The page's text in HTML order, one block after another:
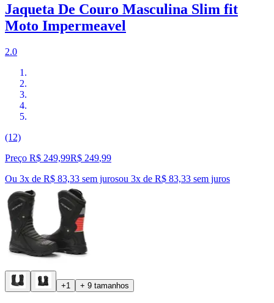
Jaqueta De Couro Masculina Slim fit
Moto Impermeavel
2.0
(12)
Preço R$ 249,99R$ 249,99
Ou 3x de R$ 83,33 sem jurosou 3x de R$ 83,33 sem juros
+1 + 9 tamanhos